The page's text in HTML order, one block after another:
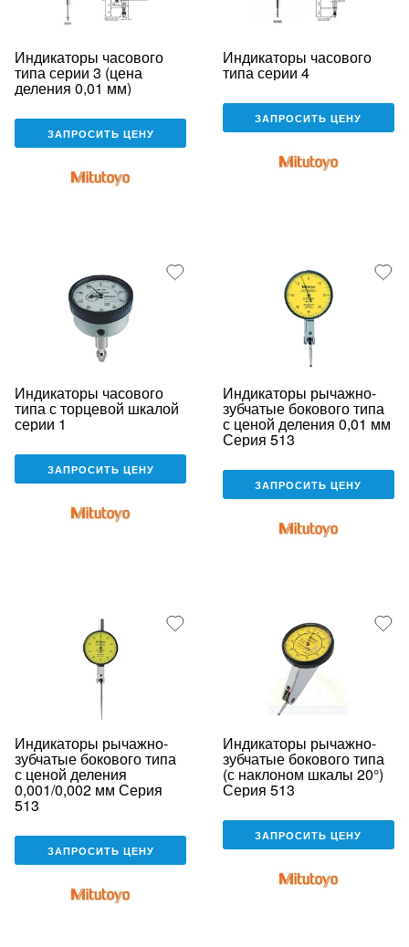
Индикаторы часового
типа серии 3 (цена
деления 0,01 мм)
ЗАПРОСИТЬ ЦЕНУ
Индикаторы часового
типа серии 4
ЗАПРОСИТЬ ЦЕНУ
Индикаторы часового
типа с торцевой шкалой
серии 1
ЗАПРОСИТЬ ЦЕНУ
Индикаторы рычажно-
зубчатые бокового типа
с ценой деления 0,01 мм
Серия 513
ЗАПРОСИТЬ ЦЕНУ
Индикаторы рычажно-
зубчатые бокового типа
с ценой деления
0,001/0,002 мм Серия
513
ЗАПРОСИТЬ ЦЕНУ
Индикаторы рычажно-
зубчатые бокового типа
(с наклоном шкалы 20°)
Серия 513
ЗАПРОСИТЬ ЦЕНУ